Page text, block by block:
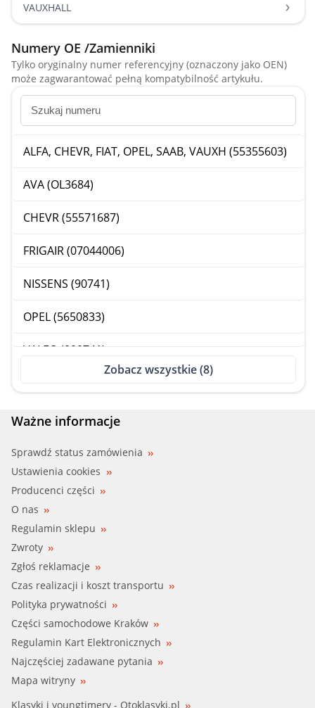
VAUXHALL
Numery OE /Zamienniki
Tylko oryginalny numer referencyjny (oznaczony jako OEN)
może zagwarantować pełną kompatybilność artykułu.
ALFA, CHEVR, FIAT, OPEL, SAAB, VAUXH (55355603)
AVA (OL3684)
CHEVR (55571687)
FRIGAIR (07044006)
NISSENS (90741)
OPEL (5650833)
VALEO (090741)
Zobacz wszystkie (8)
Ważne informacje
Sprawdź status zamówienia
Ustawienia cookies
Producenci części
O nas
Regulamin sklepu
Zwroty
Zgłoś reklamacje
Czas realizacji i koszt transportu
Polityka prywatności
Części samochodowe Kraków
Regulamin Kart Elektronicznych
Najczęściej zadawane pytania
Mapa witryny
Klasyki i youngtimery - Otoklasyki.pl